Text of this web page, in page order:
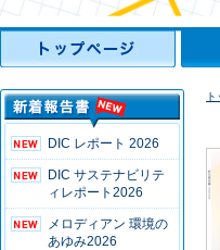
DIC レポート 2026
DIC サステナビリテ
ィレポート2026
メロディアン 環境の
あゆみ2026